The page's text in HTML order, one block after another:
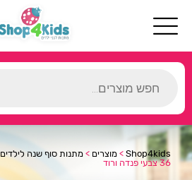
search
Shop4kids
> מוצרים > מתנות סוף שנה לילדים
36 צבעי פנדה ורוד